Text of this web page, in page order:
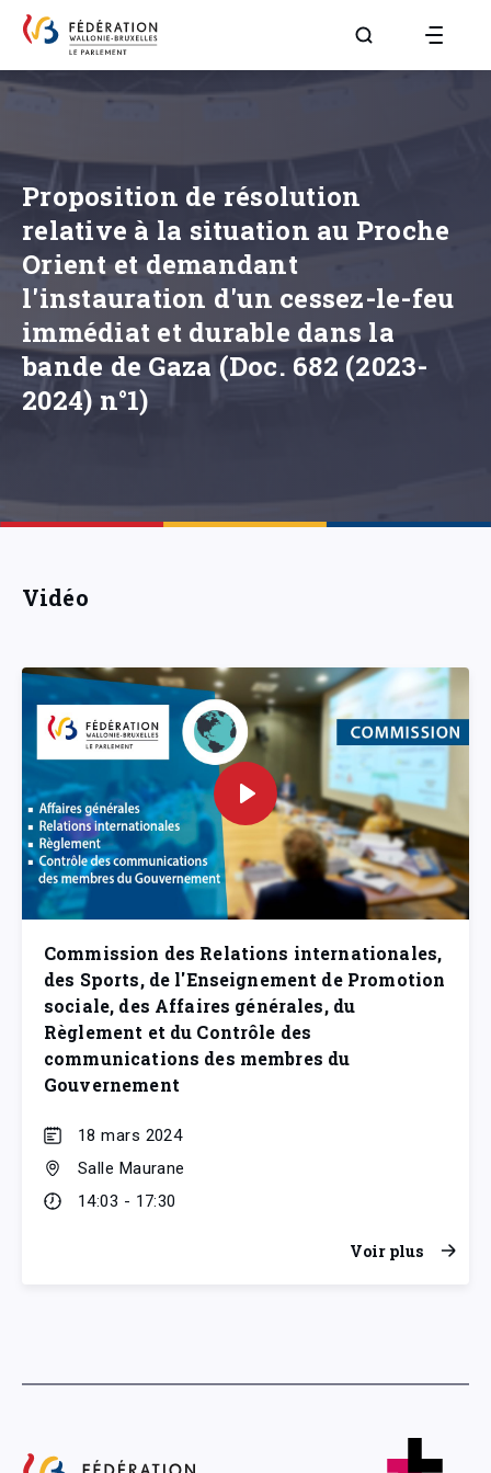
Aller à la page
Proposition de résolution
relative à la situation au Proche
Orient et demandant
l'instauration d'un cessez-le-feu
immédiat et durable dans la
bande de Gaza (Doc. 682 (2023-
2024) n°1)
Vidéo
Commission des Relations internationales,
des Sports, de l'Enseignement de Promotion
sociale, des Affaires générales, du
Règlement et du Contrôle des
communications des membres du
Gouvernement
18 mars 2024
Salle Maurane
14:03 - 17:30
Voir plus